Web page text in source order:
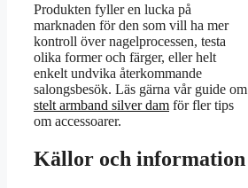
Produkten fyller en lucka på
marknaden för den som vill ha mer
kontroll över nagelprocessen, testa
olika former och färger, eller helt
enkelt undvika återkommande
salongsbesök. Läs gärna vår guide om
stelt armband silver dam för fler tips
om accessoarer.
Källor och information